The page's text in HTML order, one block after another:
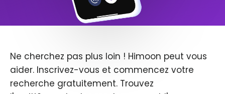
Ne cherchez pas plus loin ! Himoon peut vous
aider. Inscrivez-vous et commencez votre
recherche gratuitement. Trouvez